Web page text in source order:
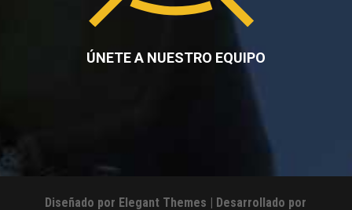
ÚNETE A NUESTRO EQUIPO
Diseñado por Elegant Themes | Desarrollado por